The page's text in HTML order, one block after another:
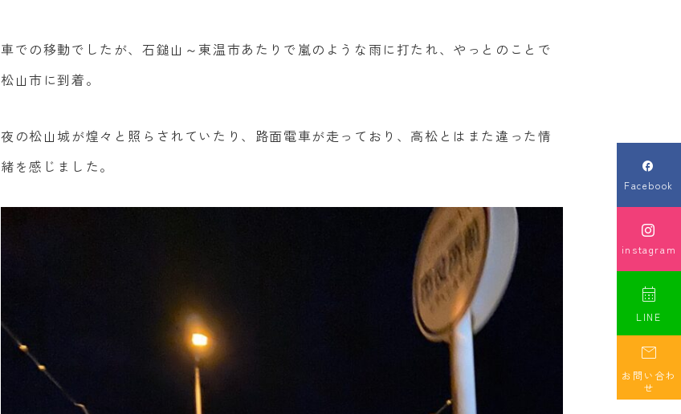
車での移動でしたが、石鎚山～東温市あたりで嵐のような雨に打たれ、やっとのことで
松山市に到着。
夜の松山城が煌々と照らされていたり、路面電車が走っており、高松とはまた違った情
緒を感じました。

Facebook

instagram

LINE

お問い合わ
せ